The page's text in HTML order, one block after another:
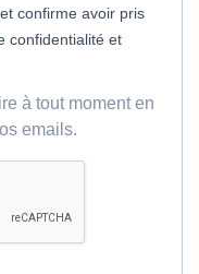
confirme avoir pris
confidentialité et
à tout moment en
emails.